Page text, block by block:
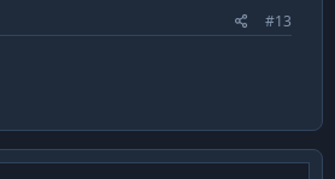
#13